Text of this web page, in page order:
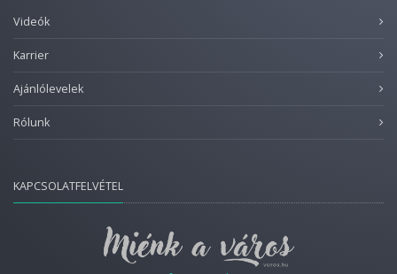
Videók
Karrier
Ajánlólevelek
Rólunk
KAPCSOLATFELVÉTEL